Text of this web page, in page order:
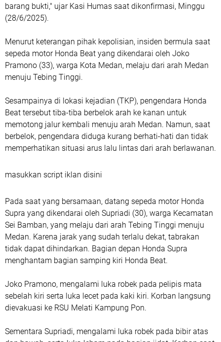
barang bukti," ujar Kasi Humas saat dikonfirmasi, Minggu
(28/6/2025).
Menurut keterangan pihak kepolisian, insiden bermula saat
sepeda motor Honda Beat yang dikendarai oleh Joko
Pramono (33), warga Kota Medan, melaju dari arah Medan
menuju Tebing Tinggi.
Sesampainya di lokasi kejadian (TKP), pengendara Honda
Beat tersebut tiba-tiba berbelok arah ke kanan untuk
memotong jalur kembali menuju arah Medan. Namun, saat
berbelok, pengendara diduga kurang berhati-hati dan tidak
memperhatikan situasi arus lalu lintas dari arah berlawanan.
masukkan script iklan disini
Pada saat yang bersamaan, datang sepeda motor Honda
Supra yang dikendarai oleh Supriadi (30), warga Kecamatan
Sei Bamban, yang melaju dari arah Tebing Tinggi menuju
Medan. Karena jarak yang sudah terlalu dekat, tabrakan
tidak dapat dihindarkan. Bagian depan Honda Supra
menghantam bagian samping kiri Honda Beat.
Joko Pramono, mengalami luka robek pada pelipis mata
sebelah kiri serta luka lecet pada kaki kiri. Korban langsung
dievakuasi ke RSU Melati Kampung Pon.
Sementara Supriadi, mengalami luka robek pada bibir atas